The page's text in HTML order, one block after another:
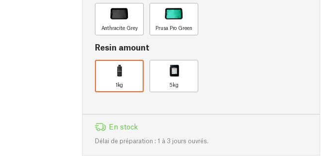
Anthracite Grey Prusa Pro Green
Resin amount
1kg 5kg
En stock
Délai de préparation : 1 à 3 jours ouvrés.